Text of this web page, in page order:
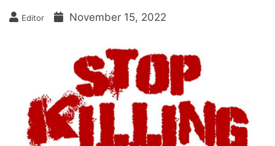
Editor November 15, 2022